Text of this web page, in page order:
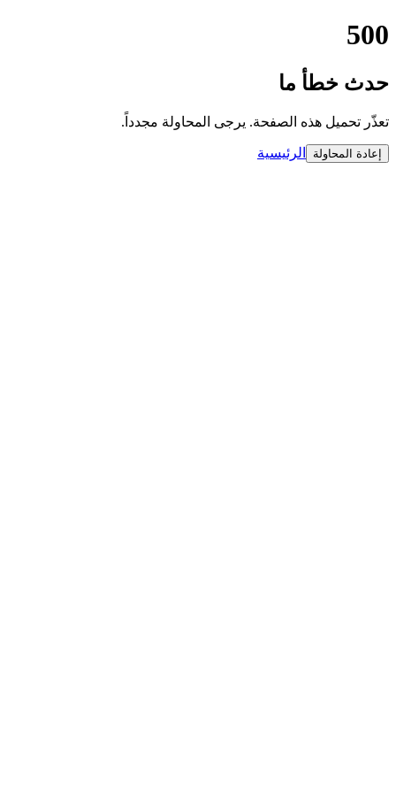
500
حدث خطأ ما
تعذّر تحميل هذه الصفحة. يرجى المحاولة مجدداً.
إعادة المحاولة الرئيسية